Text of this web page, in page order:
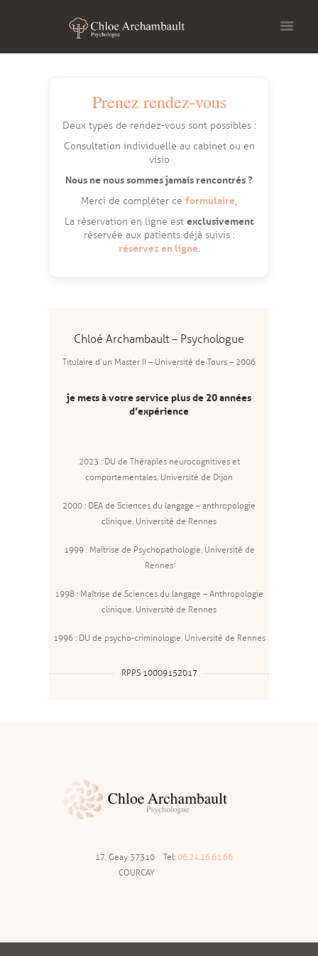
Prenez rendez-vous
Deux types de rendez-vous sont possibles :
Consultation individuelle au cabinet ou en
visio
Nous ne nous sommes jamais rencontrés ?
Merci de compléter ce formulaire,
La réservation en ligne est exclusivement
réservée aux patients déjà suivis :
réservez en ligne.
Chloé Archambault – Psychologue
Titulaire d’un Master II – Université de Tours – 2006
je mets à votre service plus de 20 années
d’expérience
2023 : DU de Thérapies neurocognitives et
comportementales, Université de Dijon
2000 : DEA de Sciences du langage – anthropologie
clinique, Université de Rennes
1999 : Maîtrise de Psychopathologie, Université de
Rennes
1998 : Maîtrise de Sciences du langage – Anthropologie
clinique, Université de Rennes
1996 : DU de psycho-criminologie, Université de Rennes
RPPS 10009152017
Tel: 06.24.26.61.66
17, Geay 37310
COURCAY